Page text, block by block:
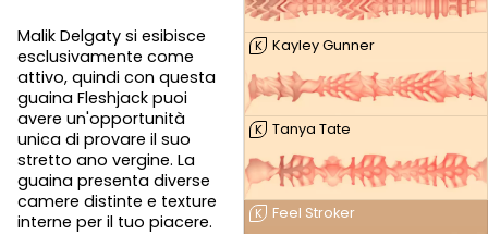
K Kayley Gunner
K Tanya Tate
K Feel Stroker
Malik Delgaty si esibisce
esclusivamente come
attivo, quindi con questa
guaina Fleshjack puoi
avere un'opportunità
unica di provare il suo
stretto ano vergine. La
guaina presenta diverse
camere distinte e texture
interne per il tuo piacere.